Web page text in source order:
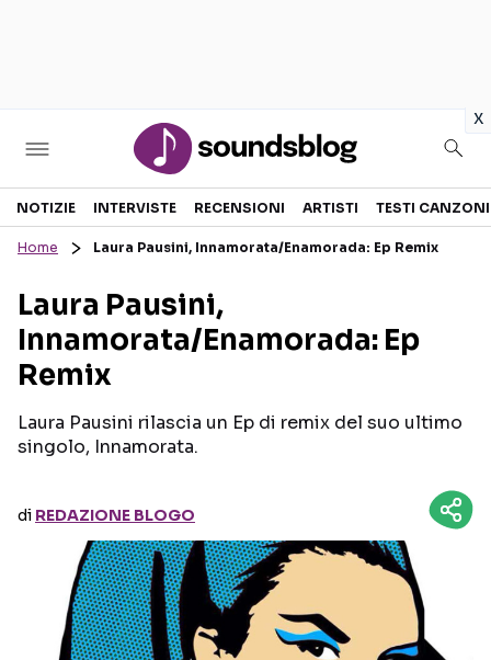
x
Sezioni
RECENSIONI MUSICALI
INTERVISTE
GOSSIP E CURIOSITÀ
TOUR ED EVENTI
Seguici sui social
NOTIZIE INTERVISTE RECENSIONI ARTISTI TESTI CANZONI
Home Laura Pausini, Innamorata/Enamorada: Ep Remix
Laura Pausini,
Innamorata/Enamorada: Ep
Remix
Laura Pausini rilascia un Ep di remix del suo ultimo
singolo, Innamorata.
di REDAZIONE BLOGO